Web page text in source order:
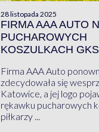
28 listopada 2025
FIRMA AAA AUTO
PUCHAROWYCH
KOSZULKACH
Firma AAA Auto
zdecydowała się
Katowice, a jej logo
rękawku pucharowych
piłkarzy ...